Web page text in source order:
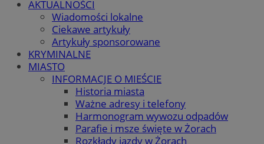
AKTUALNOŚCI
Wiadomości lokalne
Ciekawe artykuły
Artykuły sponsorowane
KRYMINALNE
MIASTO
INFORMACJE O MIEŚCIE
Historia miasta
Ważne adresy i telefony
Harmonogram wywozu odpadów
Parafie i msze święte w Żorach
Rozkłady jazdy w Żorach